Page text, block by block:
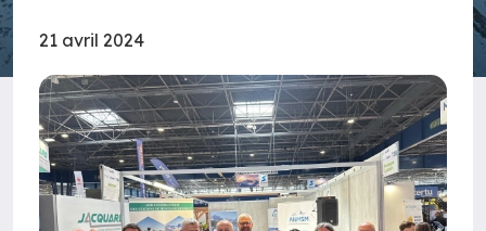
21 avril 2024